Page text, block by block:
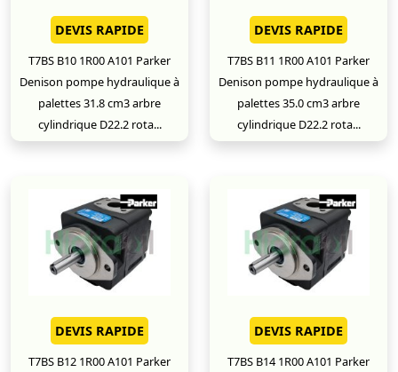
DEVIS RAPIDE
T7BS B10 1R00 A101 Parker
Denison pompe hydraulique à
palettes 31.8 cm3 arbre
cylindrique D22.2 rota...
DEVIS RAPIDE
T7BS B11 1R00 A101 Parker
Denison pompe hydraulique à
palettes 35.0 cm3 arbre
cylindrique D22.2 rota...
DEVIS RAPIDE
T7BS B12 1R00 A101 Parker
DEVIS RAPIDE
T7BS B14 1R00 A101 Parker